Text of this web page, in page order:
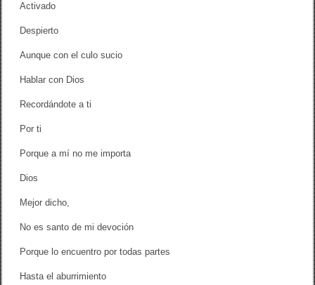
Activado
Despierto
Aunque con el culo sucio
Hablar con Dios
Recordándote a ti
Por ti
Porque a mí no me importa
Dios
Mejor dicho,
No es santo de mi devoción
Porque lo encuentro por todas partes
Hasta el aburrimiento